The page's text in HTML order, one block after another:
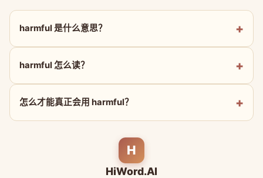
harmful 是什么意思？
harmful 怎么读？
怎么才能真正会用 harmful？
H
HiWord.AI